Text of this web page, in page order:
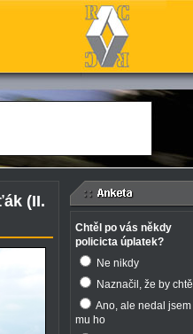
(II.
Chtěl po vás někdy
policicta úplatek?
Ne nikdy
Naznačil, že by chtěl
Ano, ale nedal jsem
mu ho